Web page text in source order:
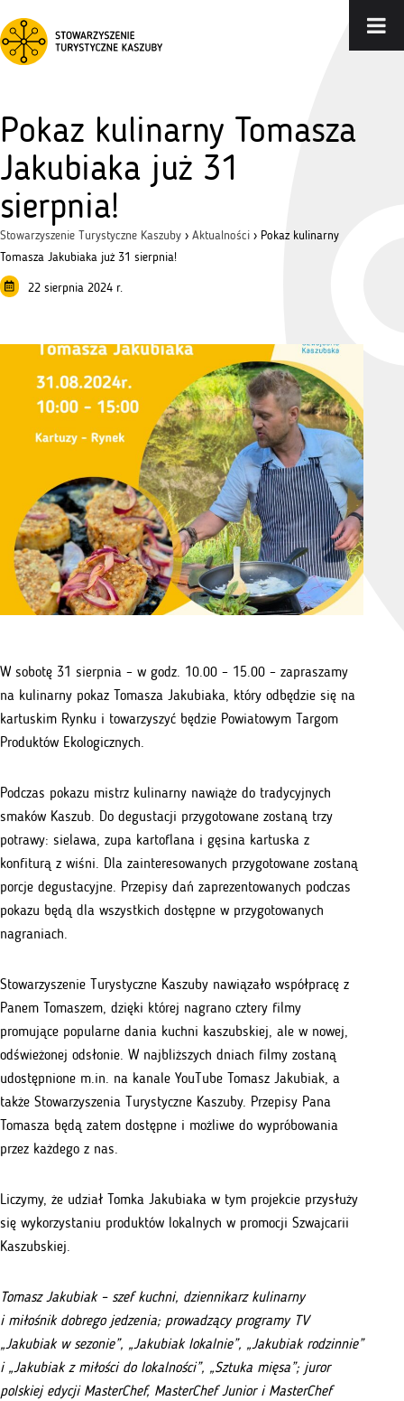
Pokaz kulinarny Tomasza
Jakubiaka już 31
sierpnia!
Stowarzyszenie Turystyczne Kaszuby › Aktualności › Pokaz kulinarny
Tomasza Jakubiaka już 31 sierpnia!
22 sierpnia 2024 r.
W sobotę 31 sierpnia – w godz. 10.00 – 15.00 – zapraszamy
na kulinarny pokaz Tomasza Jakubiaka, który odbędzie się na
kartuskim Rynku i towarzyszyć będzie Powiatowym Targom
Produktów Ekologicznych.
Podczas pokazu mistrz kulinarny nawiąże do tradycyjnych
smaków Kaszub. Do degustacji przygotowane zostaną trzy
potrawy: sielawa, zupa kartoflana i gęsina kartuska z
konfiturą z wiśni. Dla zainteresowanych przygotowane zostaną
porcje degustacyjne. Przepisy dań zaprezentowanych podczas
pokazu będą dla wszystkich dostępne w przygotowanych
nagraniach.
Stowarzyszenie Turystyczne Kaszuby nawiązało współpracę z
Panem Tomaszem, dzięki której nagrano cztery filmy
promujące popularne dania kuchni kaszubskiej, ale w nowej,
odświeżonej odsłonie. W najbliższych dniach filmy zostaną
udostępnione m.in. na kanale YouTube Tomasz Jakubiak, a
także Stowarzyszenia Turystyczne Kaszuby. Przepisy Pana
Tomasza będą zatem dostępne i możliwe do wypróbowania
przez każdego z nas.
Liczymy, że udział Tomka Jakubiaka w tym projekcie przysłuży
się wykorzystaniu produktów lokalnych w promocji Szwajcarii
Kaszubskiej.
Tomasz Jakubiak – szef kuchni, dziennikarz kulinarny
i miłośnik dobrego jedzenia; prowadzący programy TV
„Jakubiak w sezonie”, „Jakubiak lokalnie”, „Jakubiak rodzinnie”
i „Jakubiak z miłości do lokalności”, „Sztuka mięsa”; juror
polskiej edycji MasterChef, MasterChef Junior i MasterChef